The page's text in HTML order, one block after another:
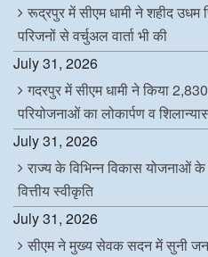
रूद्रपुर में सीएम धामी ने शहीद उधम
परिजनों से वर्चुअल वार्ता भी की
July 31, 2026
गदरपुर में सीएम धामी ने किया
परियोजनाओं का लोकार्पण व
July 31, 2026
राज्य के विभिन्न विकास योजनाओं
वित्तीय स्वीकृति
July 31, 2026
सीएम ने मुख्य सेवक सदन में सुनी जन